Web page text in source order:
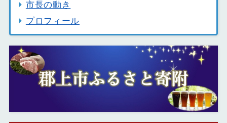
市長の動き
プロフィール